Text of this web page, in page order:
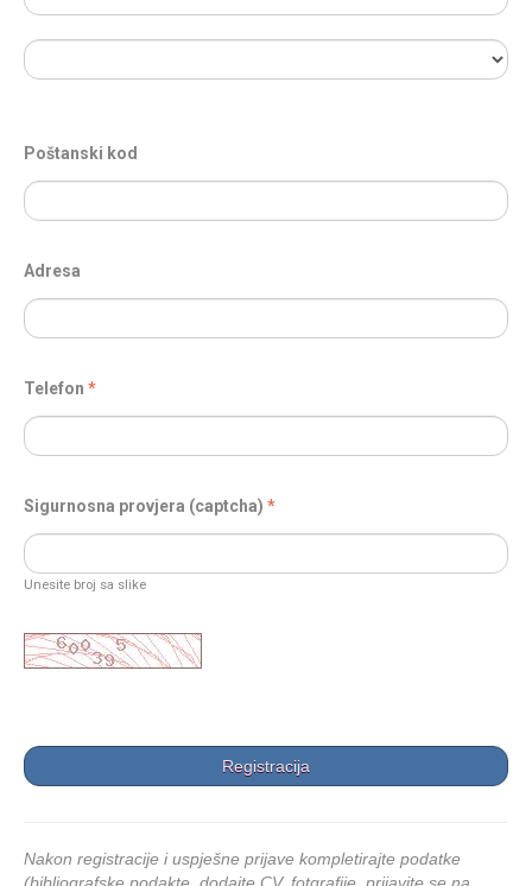
Poštanski kod
Adresa
Telefon
Sigurnosna provjera (captcha)
Unesite broj sa slike
Nakon registracije i uspješne prijave kompletirajte podatke